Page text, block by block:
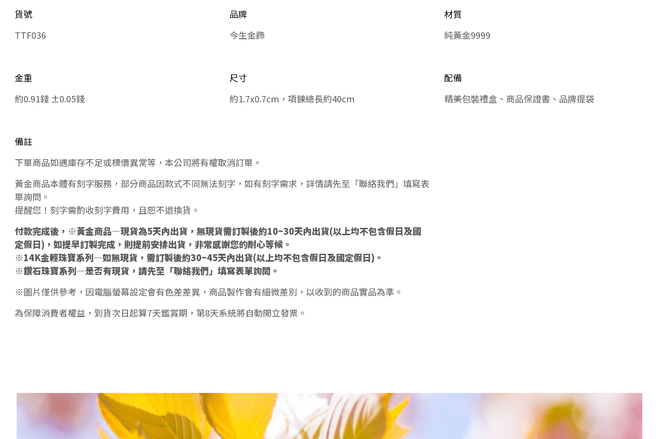
貨號
TTF036
品牌
今生金飾
材質
純黃金9999
金重
約0.91錢 ±0.05錢
尺寸
約1.7x0.7cm，項鍊總長約40cm
配備
精美包裝禮盒、商品保證書、品牌提袋
備註
下單商品如遇庫存不足或標價異常等，本公司將有權取消訂單。
黃金商品本體有刻字服務，部分商品因款式不同無法刻字，如有刻字需求，詳情請先至「聯絡我們」填寫表
單詢問。
提醒您！刻字需酌收刻字費用，且恕不退換貨。
付款完成後，※黃金商品—現貨為5天內出貨，無現貨需訂製後約10~30天內出貨(以上均不包含假日及國
定假日)，如提早訂製完成，則提前安排出貨，非常感謝您的耐心等候。
※14K金輕珠寶系列—如無現貨，需訂製後約30~45天內出貨(以上均不包含假日及國定假日)。
※鑽石珠寶系列—是否有現貨，請先至「聯絡我們」填寫表單詢問。
※圖片僅供參考，因電腦螢幕設定會有色差差異，商品製作會有細微差別，以收到的商品實品為準。
為保障消費者權益，到貨次日起算7天鑑賞期，第8天系統將自動開立發票。